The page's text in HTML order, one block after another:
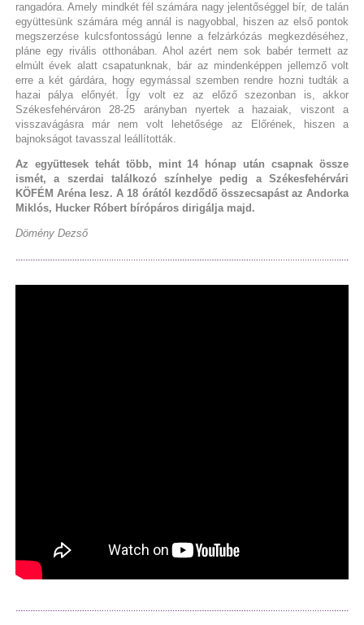
rangadóra. Amely mindkét fél számára nagy jelentőséggel bír, de talán
együttesünk számára még annál is nagyobbal, hiszen az első pontok
megszerzése kulcsfontosságú lenne a felzárkózás megkezdéséhez,
pláne egy rivális otthonában. Ahol azért nem sok babér termett az
elmúlt évek alatt csapatunknak, bár az mindenképpen jellemző volt
erre a két gárdára, hogy egymással szemben rendre hozni tudták a
hazai pálya előnyét. Így volt ez az előző szezonban is, akkor
Székesfehérváron 28-25 arányban nyertek a hazaiak, viszont a
visszavágásra már nem volt lehetősége az Előrének, hiszen a
bajnokságot tavasszal leállították.
Az együttesek tehát több, mint 14 hónap után csapnak össze
ismét, a szerdai találkozó színhelye pedig a Székesfehérvári
KÖFÉM Aréna lesz. A 18 órától kezdődő összecsapást az Andorka
Miklós, Hucker Róbert bírópáros dirigálja majd.
Dömény Dezső